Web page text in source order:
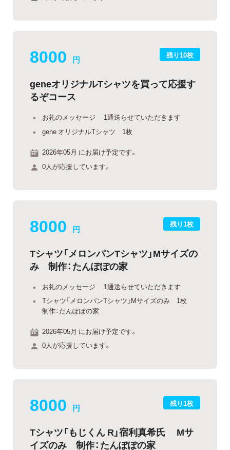
残り10枚
8000 円
geneオリジナルTシャツを買って応援す
るぞコース
お礼のメッセージ 1通送らせていただきます
gene オリジナルTシャツ 1枚
2026年05月 にお届け予定です。
0人が応援しています。
残り1枚
8000 円
Tシャツ「メロンパンTシャツ」Mサイズの
み 制作：たんぽぽの家
お礼のメッセージ 1通送らせていただきます
Tシャツ「メロンパンTシャツ」Mサイズのみ 1枚
制作：たんぽぽの家
2026年05月 にお届け予定です。
0人が応援しています。
残り1枚
8000 円
Tシャツ「もじくん R」宿利真希氏 Mサ
イズのみ 制作：たんぽぽの家